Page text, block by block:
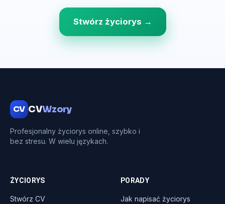
Stwórz życiorys →
CV CVWzory
Profesjonalny życiorys online, szybko i
bez stresu. W wielu językach.
ŻYCIORYS
Stwórz CV
PORADY
Jak napisać życiorys